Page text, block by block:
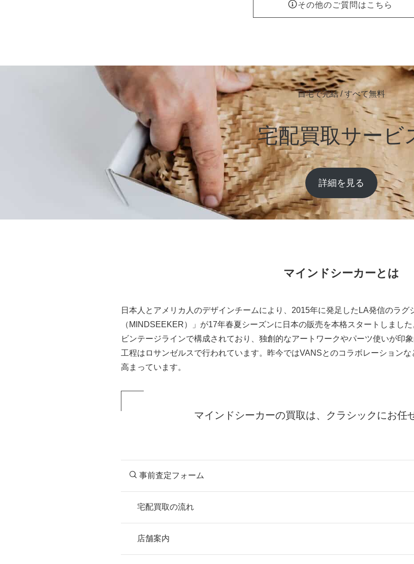
その他のご質問はこちら
自宅で完結 / すべて無料
宅配買取サービ
詳細を見る
マインドシーカーとは
日本人とアメリカ人のデザインチームにより、2015年に発足したLA発信のラ
（MINDSEEKER）」が17年春夏シーズンに日本の販売を本格スタートしまし
ビンテージラインで構成されており、独創的なアートワークやパーツ使いが印
工程はロサンゼルスで行われています。昨今ではVANSとのコラボレーション
高まっています。
マインドシーカーの買取は、クラシックにお任
事前査定フォーム
宅配買取の流れ
お申込み
店舗案内